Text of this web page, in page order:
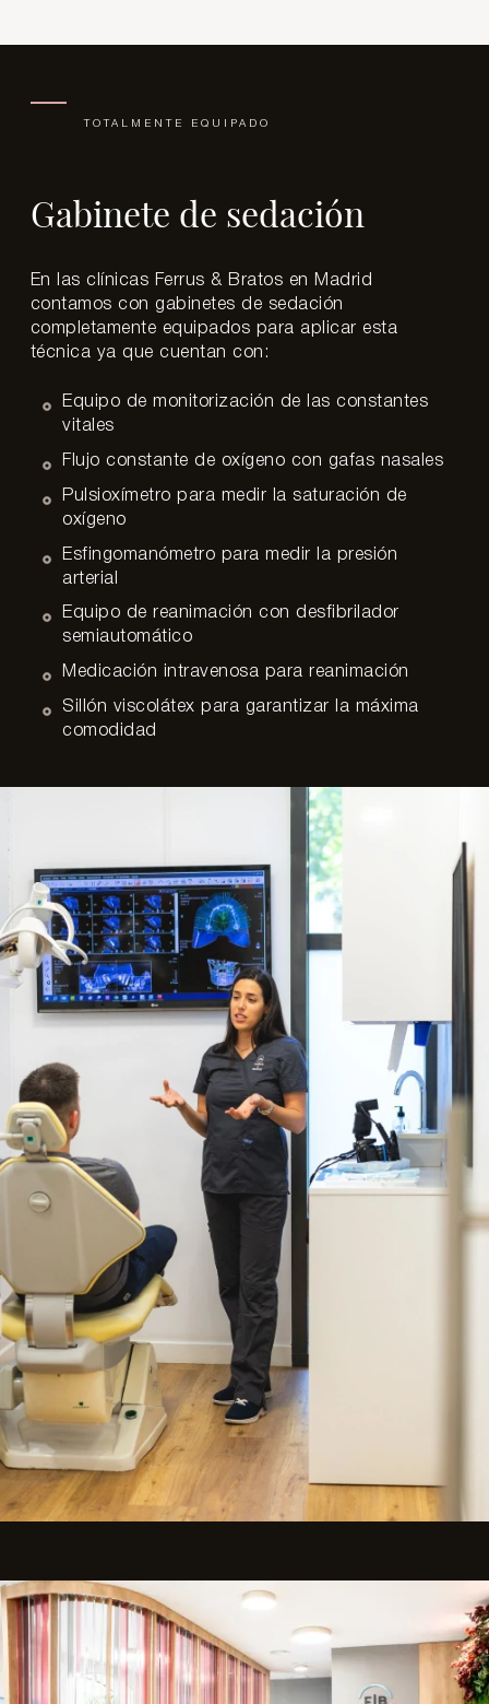
TOTALMENTE EQUIPADO
Gabinete de sedación
En las clínicas Ferrus & Bratos en Madrid
contamos con gabinetes de sedación
completamente equipados para aplicar esta
técnica ya que cuentan con:
Equipo de monitorización de las constantes
vitales
Flujo constante de oxígeno con gafas nasales
Pulsioxímetro para medir la saturación de
oxígeno
Esfingomanómetro para medir la presión
arterial
Equipo de reanimación con desfibrilador
semiautomático
Medicación intravenosa para reanimación
Sillón viscolátex para garantizar la máxima
comodidad